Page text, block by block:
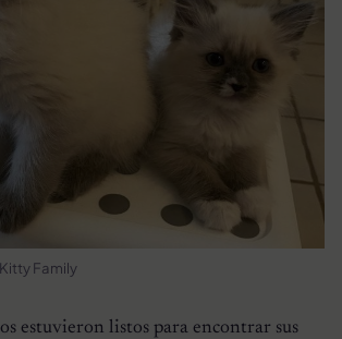
Family
estuvieron listos para encontrar sus